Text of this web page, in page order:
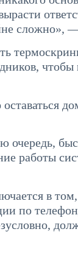
сложно»,
чтобы
очередь,
работы
в
по